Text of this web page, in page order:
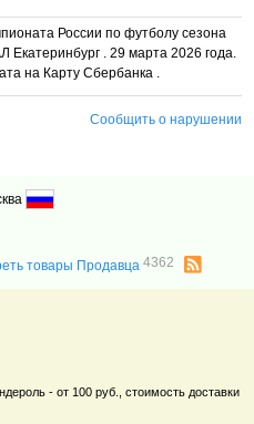
России по футболу сезона
. 29 марта 2026 года.
на Карту Сбербанка .
Сообщить о нарушении
товары Продавца4362
- от 100 руб., стоимость доставки